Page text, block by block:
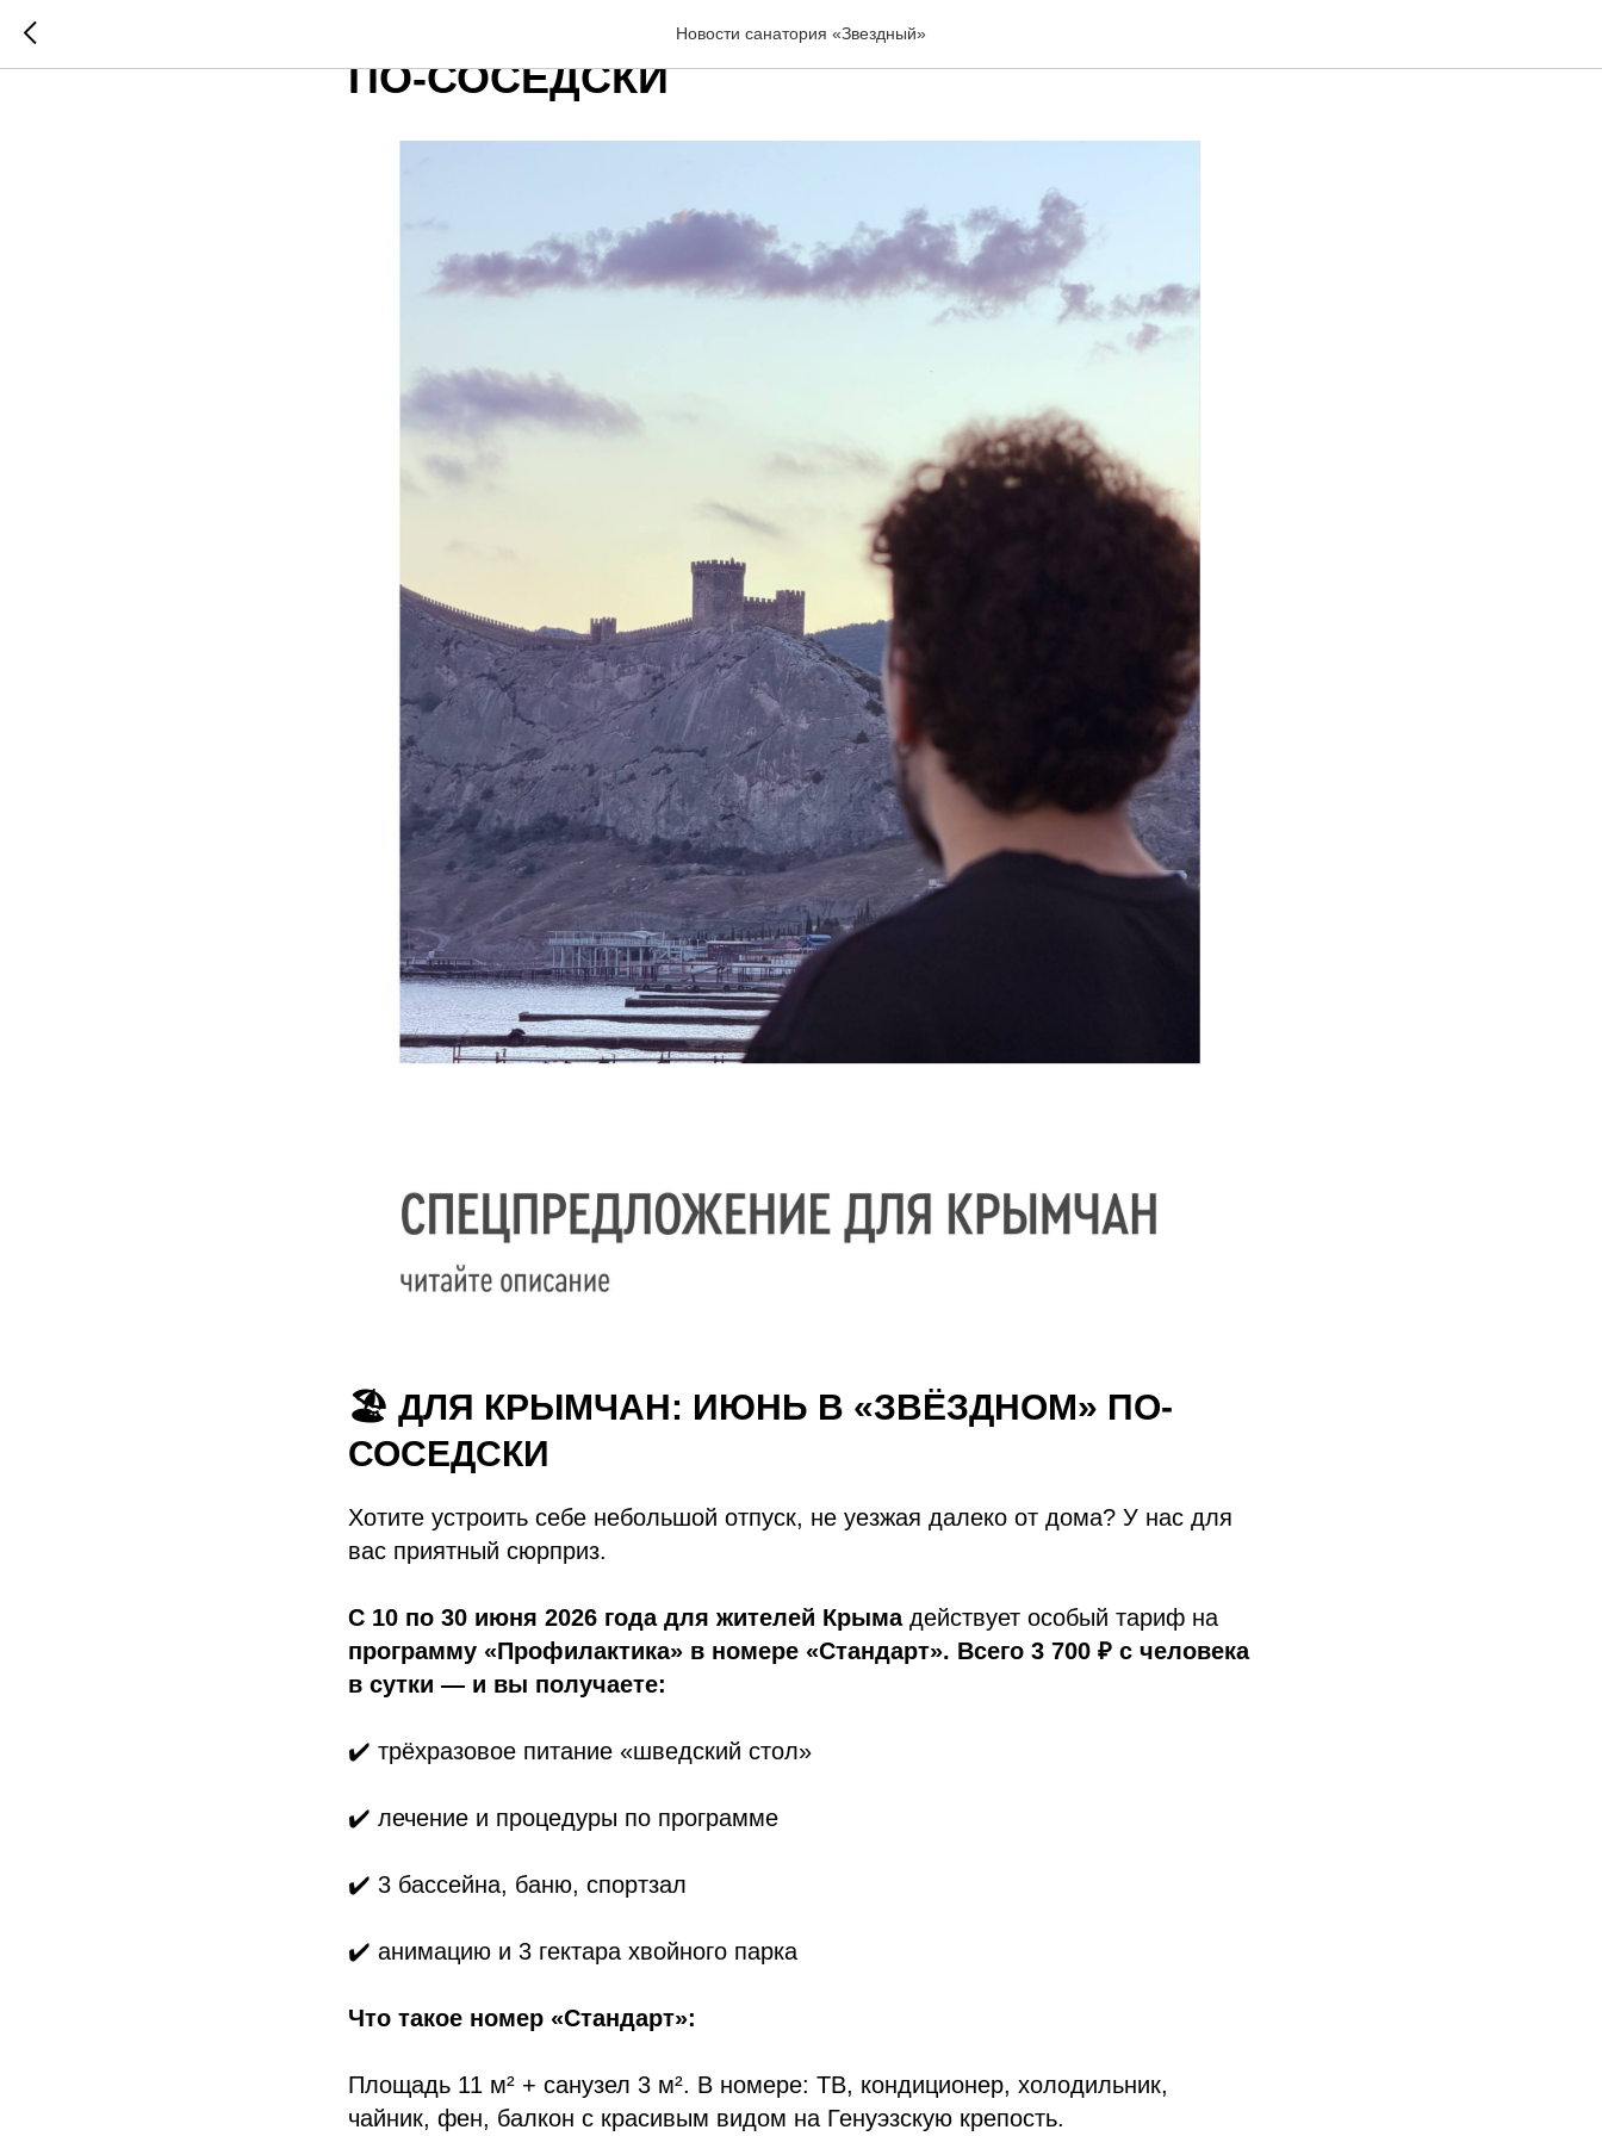
Новости санатория «Звездный»
ДЛЯ КРЫМЧАН: ИЮНЬ В «ЗВЁЗДНОМ»
ПО-СОСЕДСКИ
🏖️ ДЛЯ КРЫМЧАН: ИЮНЬ В «ЗВЁЗДНОМ» ПО-
СОСЕДСКИ
Хотите устроить себе небольшой отпуск, не уезжая далеко от дома? У нас для
вас приятный сюрприз.
С 10 по 30 июня 2026 года для жителей Крымадействует особый тариф на
программу «Профилактика» в номере «Стандарт». Всего 3 700 ₽ с человека
в сутки — и вы получаете:
✔️ трёхразовое питание «шведский стол»
✔️ лечение и процедуры по программе
✔️ 3 бассейна, баню, спортзал
✔️ анимацию и 3 гектара хвойного парка
Что такое номер «Стандарт»:
Площадь 11 м² + санузел 3 м². В номере: ТВ, кондиционер, холодильник,
чайник, фен, балкон с красивым видом на Генуэзскую крепость.